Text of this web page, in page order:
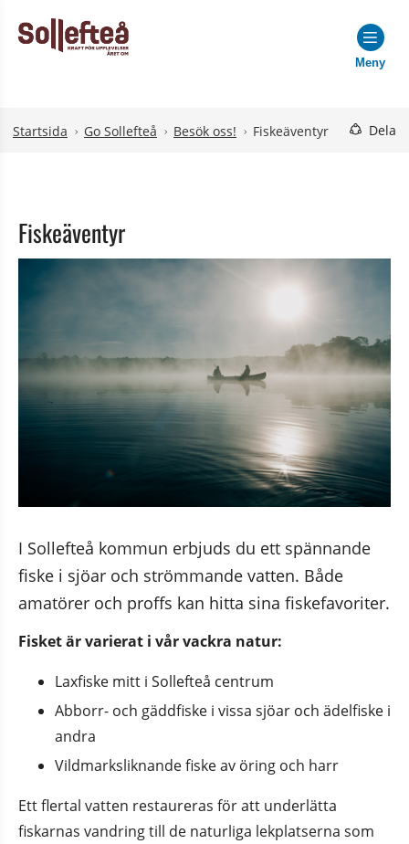
Meny
Startsida Go Sollefteå Besök oss! Fiskeäventyr Dela
Fiskeäventyr
I Sollefteå kommun erbjuds du ett spännande
fiske i sjöar och strömmande vatten. Både
amatörer och proffs kan hitta sina fiskefavoriter.
Fisket är varierat i vår vackra natur:
Laxfiske mitt i Sollefteå centrum
Abborr- och gäddfiske i vissa sjöar och ädelfiske i
andra
Vildmarksliknande fiske av öring och harr
Ett flertal vatten restaureras för att underlätta
fiskarnas vandring till de naturliga lekplatserna som
i nytt fönster.